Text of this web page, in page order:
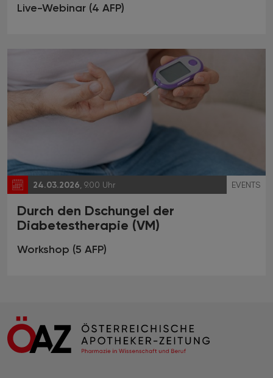
Live-Webinar (4 AFP)
24.03.2026 , 9.00 Uhr EVENTS
Durch den Dschungel der
Diabetestherapie (VM)
Workshop (5 AFP)